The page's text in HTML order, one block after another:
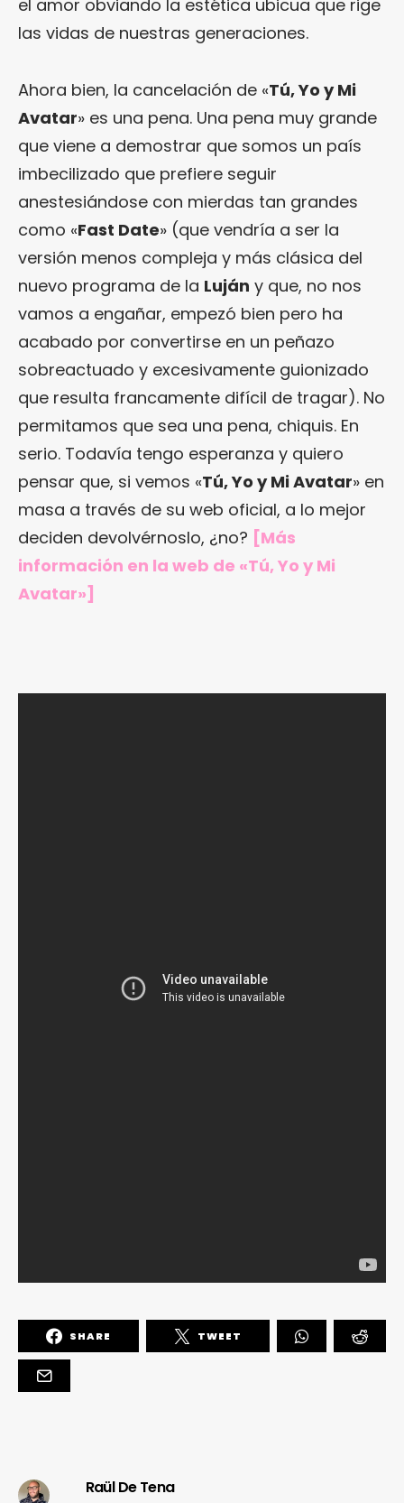
el amor obviando la estética ubicua que rige
las vidas de nuestras generaciones.
Ahora bien, la cancelación de «Tú, Yo y Mi
Avatar» es una pena. Una pena muy grande
que viene a demostrar que somos un país
imbecilizado que prefiere seguir
anestesiándose con mierdas tan grandes
como «Fast Date» (que vendría a ser la
versión menos compleja y más clásica del
nuevo programa de la Luján y que, no nos
vamos a engañar, empezó bien pero ha
acabado por convertirse en un peñazo
sobreactuado y excesivamente guionizado
que resulta francamente difícil de tragar). No
permitamos que sea una pena, chiquis. En
serio. Todavía tengo esperanza y quiero
pensar que, si vemos «Tú, Yo y Mi Avatar» en
masa a través de su web oficial, a lo mejor
deciden devolvérnoslo, ¿no? [Más
información en la web de «Tú, Yo y Mi
Avatar»]
SHARE TWEET
Raül De Tena